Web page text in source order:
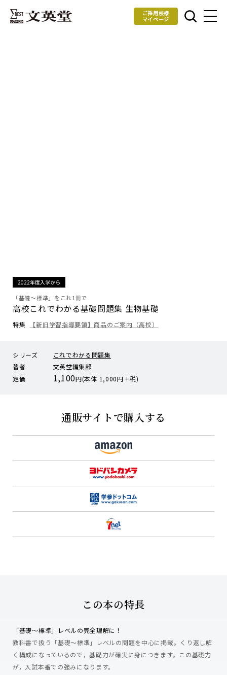
ご採用校様
マイページ
2022年度入学から
「基礎～標準」をこれ1冊で
高校これでわかる基礎問題集 生物基礎
特集 【新旧学習指導要領】商品のご案内（高校）
シリーズ
これでわかる問題集
著者
文英堂編集部
定価
1,100円(本体 1,000円＋税)
通販サイトで購入する
この本の特長
「基礎～標準」レベルの完全理解に！
教科書で扱う「基礎～標準」レベルの問題を中心に掲載。くり返し解
く構成になっているので，基礎力が確実に身につきます。この基礎力
が，入試本番での強みになります。